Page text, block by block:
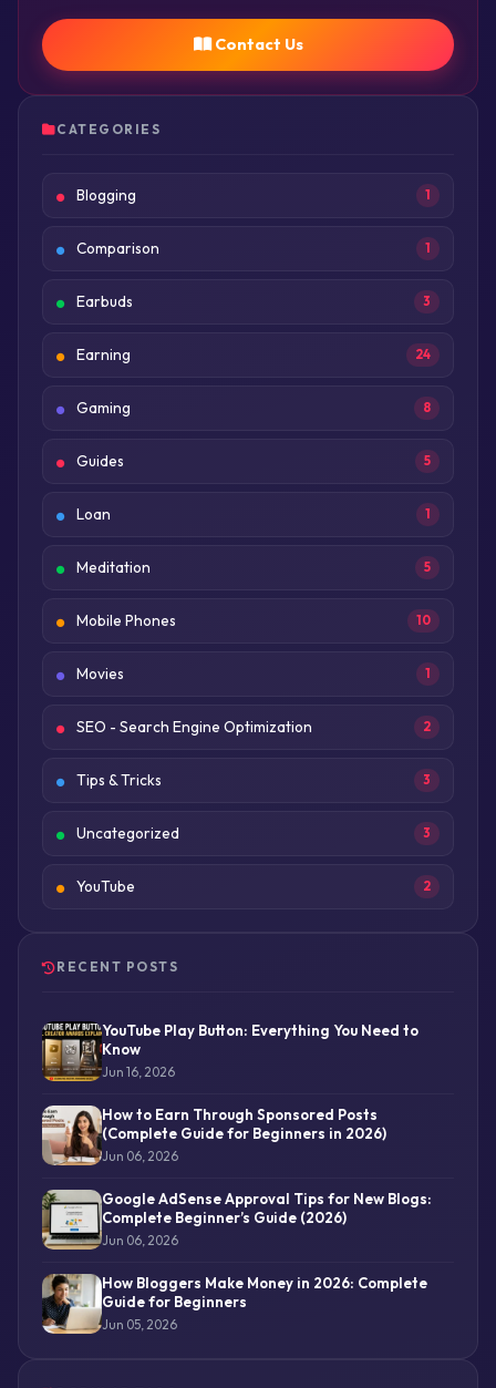
Contact Us
CATEGORIES
Blogging 1
Comparison 1
Earbuds 3
Earning 24
Gaming 8
Guides 5
Loan 1
Meditation 5
Mobile Phones 10
Movies 1
SEO - Search Engine Optimization 2
Tips & Tricks 3
Uncategorized 3
YouTube 2
RECENT POSTS
YouTube Play Button: Everything You Need to
Know
Jun 16, 2026
How to Earn Through Sponsored Posts
(Complete Guide for Beginners in 2026)
Jun 06, 2026
Google AdSense Approval Tips for New Blogs:
Complete Beginner’s Guide (2026)
Jun 06, 2026
How Bloggers Make Money in 2026: Complete
Guide for Beginners
Jun 05, 2026